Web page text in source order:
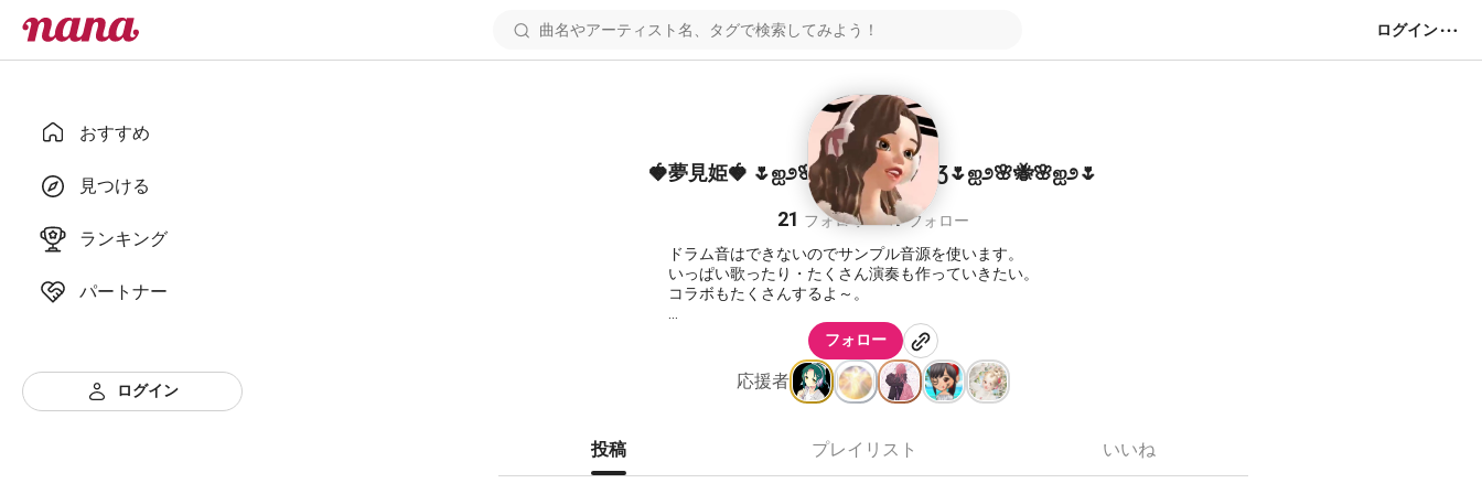
ログイン
おすすめ
見つける
ランキング
パートナー
ログイン
🍓夢見姫🍓 🌷ஐ೨🌸🐝🌸ஐ೨🌷ƸӁƷ🌷ஐ೨🌸🐝🌸ஐ೨🌷
21 フォロワー21 フォロー
ドラム音はできないのでサンプル音源を使います。
いっぱい歌ったり・たくさん演奏も作っていきたい。
コラボもたくさんするよ～。
🌷ஐ೨🌸🐝🌸ஐ೨🌷ƸӁƷ🌷ஐ೨🌸🐝🌸ஐ೨🌷
２０２６年5月１１日から糖尿病で病院に入院してました。
原因は甘いジュースを がぶのみしてました。
しばらくは自宅でゆっくりします。
フォロー
応援者
投稿 プレイリスト いいね